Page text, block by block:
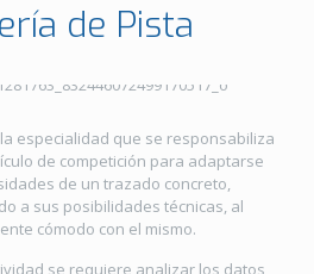
de Pista
especialidad que se responsabiliza
de competición para adaptarse
de un trazado concreto,
a sus posibilidades técnicas, al
cómodo con el mismo.
se requiere analizar los datos